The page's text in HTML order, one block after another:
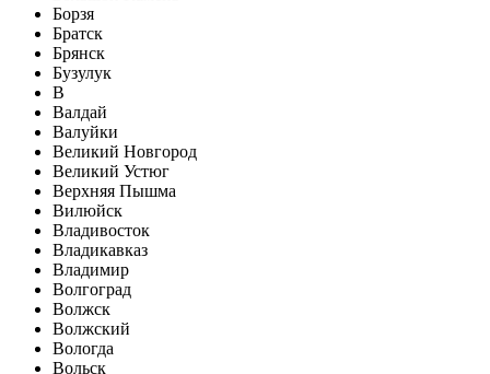
Борзя
Братск
Брянск
Бузулук
В
Валдай
Валуйки
Великий Новгород
Великий Устюг
Верхняя Пышма
Вилюйск
Владивосток
Владикавказ
Владимир
Волгоград
Волжск
Волжский
Вологда
Вольск